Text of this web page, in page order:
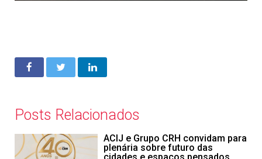
Posts Relacionados
ACIJ e Grupo CRH convidam para
plenária sobre futuro das